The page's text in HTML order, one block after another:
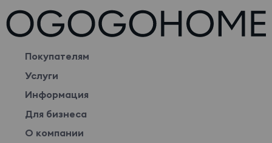
Покупателям
Услуги
Информация
Для бизнеса
О компании